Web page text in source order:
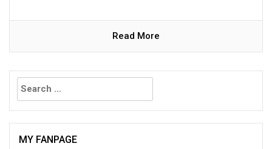
Read More
Search
for:
MY FANPAGE